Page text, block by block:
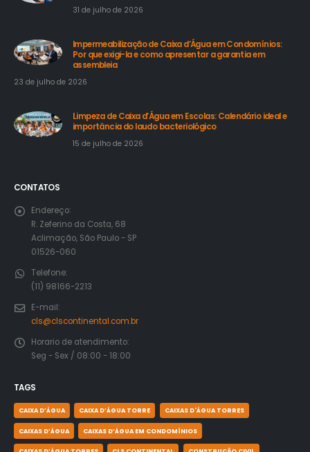
31 de julho de 2026
Impermeabilização de Caixa d’Água em Condomínios:
Por que exigi-la e como apresentar a garantia em
assembleia
23 de julho de 2026
Limpeza de Caixa d’Água em Escolas: Calendário ideal e
importância do laudo bacteriológico
15 de julho de 2026
CONTATOS
Endereço:
R. Zeferino da Costa, 68
Aclimação, São Paulo - SP
01526-060
Telefone:
(11) 98166-2213
E-mail:
cls@clscontinental.com.br
Horario de atendimento:
Seg - Sex / 08:00 - 18:00
TAGS
CAIXA D’ÁGUA CAIXA D’ÁGUA TORRE CAIXAS D'ÁGUA TORRES
CAIXAS D’ÁGUA CAIXAS D’ÁGUA EM CONDOMÍNIOS